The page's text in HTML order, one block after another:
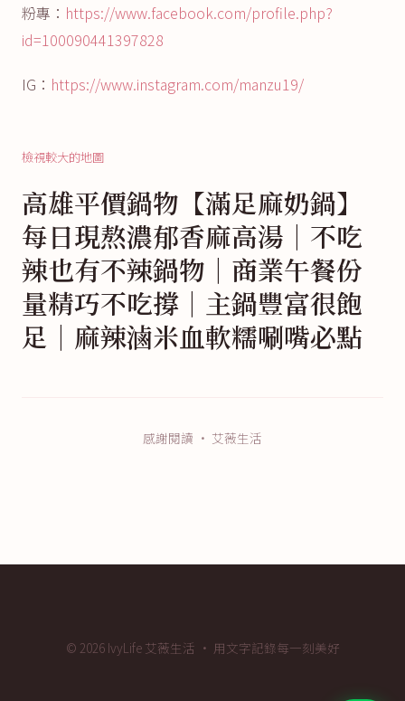
粉專： https://www.facebook.com/profile.php?
id=100090441397828
IG： https://www.instagram.com/manzu19/
檢視較大的地圖
高雄平價鍋物【滿足麻奶鍋】
每日現熬濃郁香麻高湯│不吃
辣也有不辣鍋物│商業午餐份
量精巧不吃撐│主鍋豐富很飽
足│麻辣滷米血軟糯唰嘴必點
感謝閱讀 · 艾薇生活
© 2026 IvyLife 艾薇生活 · 用文字記錄每一刻美好